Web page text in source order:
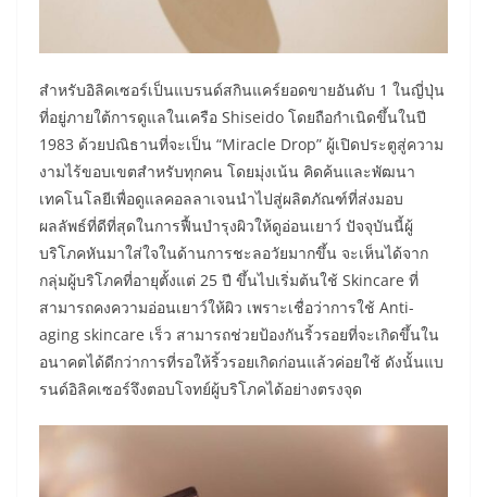
สำหรับอิลิคเซอร์เป็นแบรนด์สกินแคร์ยอดขายอันดับ 1 ในญี่ปุ่น
ที่อยู่ภายใต้การดูแลในเครือ Shiseido โดยถือกำเนิดขึ้นในปี
1983 ด้วยปณิธานที่จะเป็น “Miracle Drop” ผู้เปิดประตูสู่ความ
งามไร้ขอบเขตสำหรับทุกคน โดยมุ่งเน้น คิดค้นและพัฒนา
เทคโนโลยีเพื่อดูแลคอลลาเจนนำไปสู่ผลิตภัณฑ์ที่ส่งมอบ
ผลลัพธ์ที่ดีที่สุดในการฟื้นบำรุงผิวให้ดูอ่อนเยาว์ ปัจจุบันนี้ผู้
บริโภคหันมาใส่ใจในด้านการชะลอวัยมากขึ้น จะเห็นได้จาก
กลุ่มผู้บริโภคที่อายุตั้งแต่ 25 ปี ขึ้นไปเริ่มต้นใช้ Skincare ที่
สามารถคงความอ่อนเยาว์ให้ผิว เพราะเชื่อว่าการใช้ Anti-
aging skincare เร็ว สามารถช่วยป้องกันริ้วรอยที่จะเกิดขึ้นใน
อนาคตได้ดีกว่าการที่รอให้ริ้วรอยเกิดก่อนแล้วค่อยใช้ ดังนั้นแบ
รนด์อิลิคเซอร์จึงตอบโจทย์ผู้บริโภคได้อย่างตรงจุด